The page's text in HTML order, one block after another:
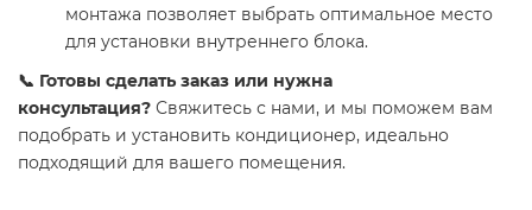
монтажа позволяет выбрать оптимальное место
для установки внутреннего блока.
📞 Готовы сделать заказ или нужна
консультация? Свяжитесь с нами, и мы поможем вам
подобрать и установить кондиционер, идеально
подходящий для вашего помещения.